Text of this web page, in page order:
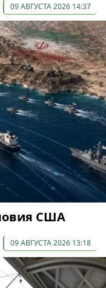
09 АВГУСТА 2026 14:37
США
09 АВГУСТА 2026 13:18